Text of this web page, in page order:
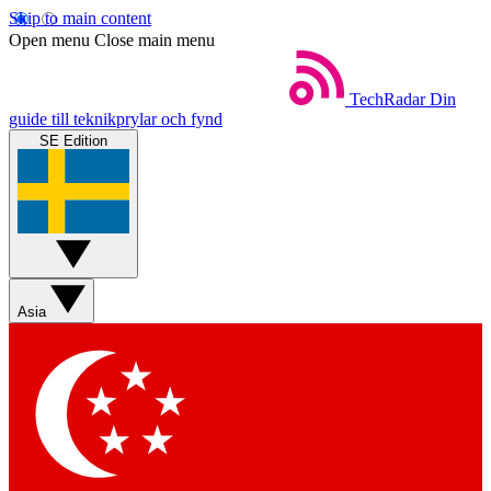
Skip to main content
Open menu Close main menu
TechRadar Din
guide till teknikprylar och fynd
SE Edition
Asia